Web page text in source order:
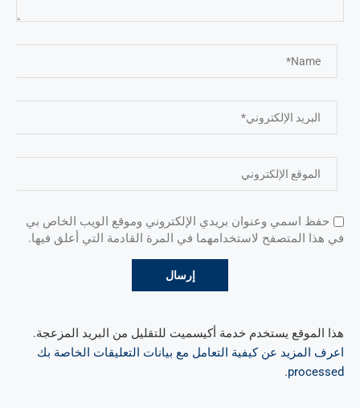
حفظ اسمي وعنوان بريدي الإلكتروني وموقع الويب الخاص بي
في هذا المتصفح لاستخدامهما في المرة القادمة التي أعلق فيها.
هذا الموقع يستخدم خدمة أكيسميت للتقليل من البريد المزعجة.
اعرف المزيد عن كيفية التعامل مع بيانات التعليقات الخاصة بك
processed
.